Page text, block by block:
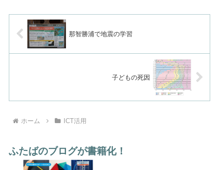
います。今回は、そんなマイン
ドマップを登録不...
那智勝浦で地震の学習
子どもの死因
ホーム ICT活用
ふたばのブログが書籍化！